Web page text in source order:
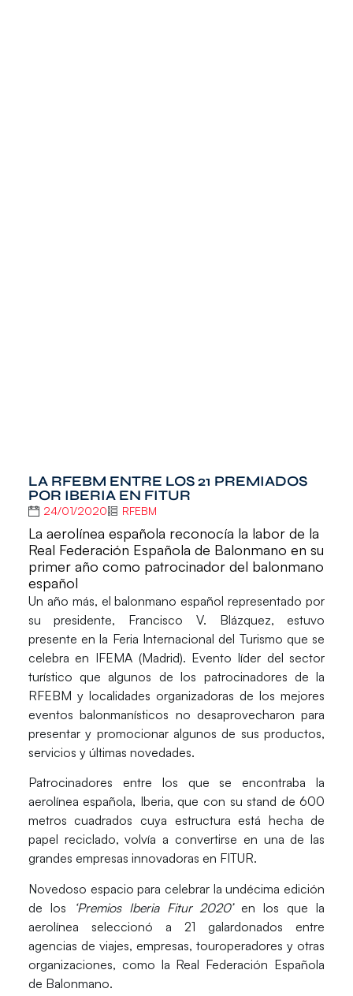
LA RFEBM ENTRE LOS 21 PREMIADOS
POR IBERIA EN FITUR
24/01/2020 RFEBM
La aerolínea española reconocía la labor de la
Real Federación Española de Balonmano en su
primer año como patrocinador del balonmano
español
Un año más, el balonmano español representado por
su presidente, Francisco V. Blázquez, estuvo
presente en la Feria Internacional del Turismo que se
celebra en IFEMA (Madrid). Evento líder del sector
turístico que algunos de los patrocinadores de la
RFEBM y localidades organizadoras de los mejores
eventos balonmanísticos no desaprovecharon para
presentar y promocionar algunos de sus productos,
servicios y últimas novedades.
Patrocinadores entre los que se encontraba la
aerolínea española, Iberia, que con su stand de 600
metros cuadrados cuya estructura está hecha de
papel reciclado, volvía a convertirse en una de las
grandes empresas innovadoras en FITUR.
Novedoso espacio para celebrar la undécima edición
de los
‘Premios Iberia Fitur 2020’en los que la
aerolínea seleccionó a 21 galardonados entre
agencias de viajes, empresas, touroperadores y otras
organizaciones, como la Real Federación Española
de Balonmano.